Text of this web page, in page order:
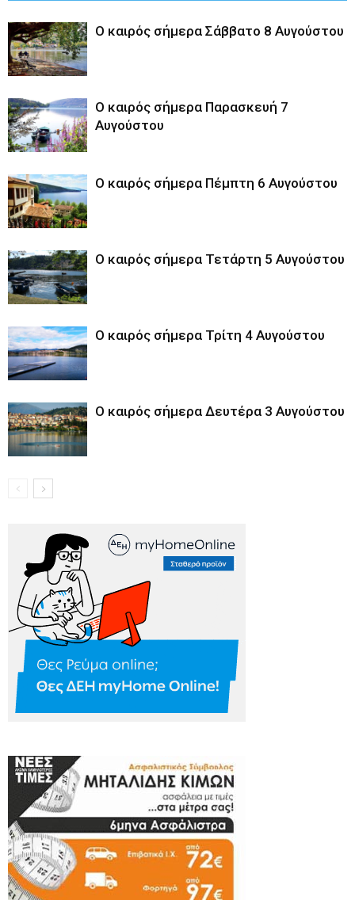
Ο καιρός σήμερα Σάββατο 8 Αυγούστου
Ο καιρός σήμερα Παρασκευή 7
Αυγούστου
Ο καιρός σήμερα Πέμπτη 6 Αυγούστου
Ο καιρός σήμερα Τετάρτη 5 Αυγούστου
Ο καιρός σήμερα Τρίτη 4 Αυγούστου
Ο καιρός σήμερα Δευτέρα 3 Αυγούστου